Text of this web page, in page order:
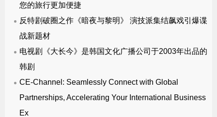
您的旅行更加便捷
反特剧破圈之作《暗夜与黎明》 演技派集结飙戏引爆谍
战新题材
电视剧《大长今》是韩国文化广播公司于2003年出品的
韩剧
CE-Channel: Seamlessly Connect with Global
Partnerships, Accelerating Your International Business
Ex